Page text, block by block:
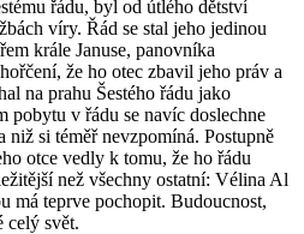
řádu, byl od útlého dětství
víry. Řád se stal jeho jedinou
krále Januse, panovníka
že ho otec zbavil jeho práv a
na prahu Šestého řádu jako
pobytu v řádu se navíc doslechne
niž si téměř nevzpomíná. Postupně
otce vedly k tomu, že ho řádu
než všechny ostatní: Vélina Al
má teprve pochopit. Budoucnost,
celý svět.